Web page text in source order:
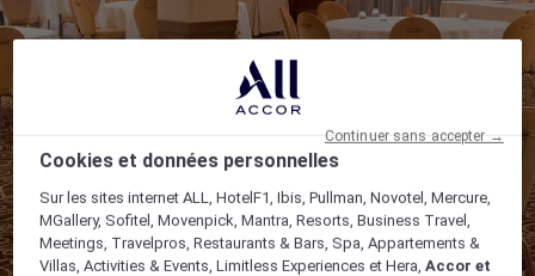
Cookies et données personnelles
Sur les sites internet ALL, HotelF1, Ibis, Pullman, Novotel, Mercure,
MGallery, Sofitel, Movenpick, Mantra, Resorts, Business Travel,
Meetings, Travelpros, Restaurants & Bars, Spa, Appartements &
Villas, Activities & Events, Limitless Experiences et Hera,Accor et
Continuer sans accepter →